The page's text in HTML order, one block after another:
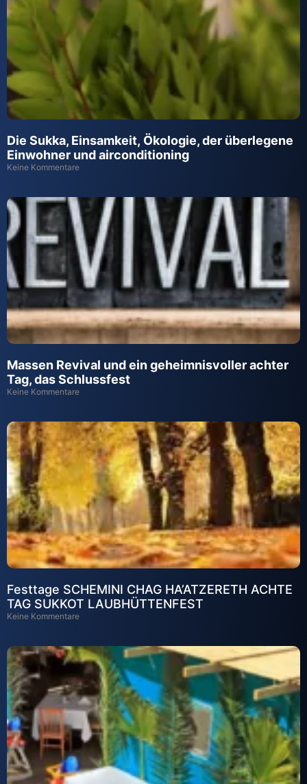
Die Sukka, Einsamkeit, Ökologie, der überlegene
Einwohner undairconditioning
Keine Kommentare
Massen Revival und ein geheimnisvoller achter
Tag, das Schlussfest
Keine Kommentare
Festtage SCHEMINI CHAG HA’ATZERETH ACHTE
TAG SUKKOT LAUBHÜTTENFEST
Keine Kommentare